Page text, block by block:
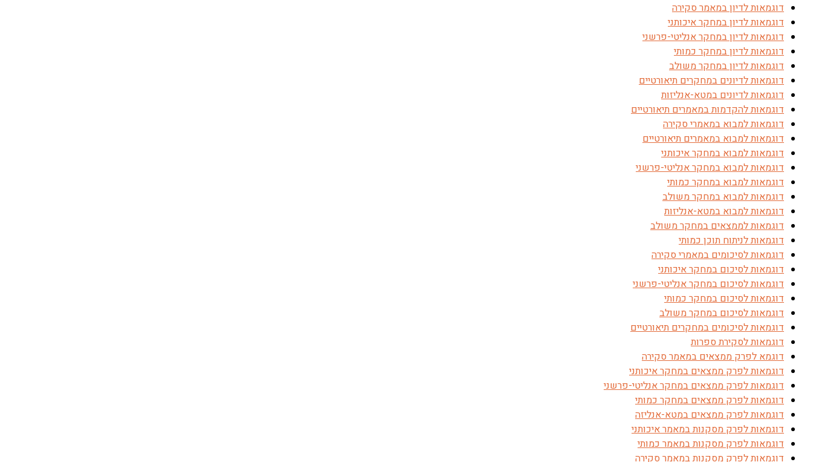
דוגמאות לדיון במאמר סקירה
דוגמאות לדיון במחקר איכותני
דוגמאות לדיון במחקר אנליטי-פרשני
דוגמאות לדיון במחקר כמותי
דוגמאות לדיון במחקר משולב
דוגמאות לדיונים במחקרים תיאורטיים
דוגמאות לדיונים במטא-אנליזות
דוגמאות להקדמות במאמרים תיאורטיים
דוגמאות למבוא במאמרי סקירה
דוגמאות למבוא במאמרים תיאורטיים
דוגמאות למבוא במחקר איכותני
דוגמאות למבוא במחקר אנליטי-פרשני
דוגמאות למבוא במחקר כמותי
דוגמאות למבוא במחקר משולב
דוגמאות למבוא במטא-אנליזות
דוגמאות לממצאים במחקר משולב
דוגמאות לניתוח תוכן כמותי
דוגמאות לסיכומים במאמרי סקירה
דוגמאות לסיכום במחקר איכותני
דוגמאות לסיכום במחקר אנליטי-פרשני
דוגמאות לסיכום במחקר כמותי
דוגמאות לסיכום במחקר משולב
דוגמאות לסיכומים במחקרים תיאורטיים
דוגמאות לסקירת ספרות
דוגמא לפרק ממצאים במאמר סקירה
דוגמאות לפרק ממצאים במחקר איכותני
דוגמאות לפרק ממצאים במחקר אנליטי-פרשני
דוגמאות לפרק ממצאים במחקר כמותי
דוגמאות לפרק ממצאים במטא-אנליזה
דוגמאות לפרק מסקנות במאמר איכותני
דוגמאות לפרק מסקנות במאמר כמותי
דוגמאות לפרק מסקנות במאמר סקירה